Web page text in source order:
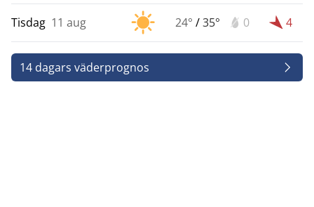
Tisdag 11 aug 24° /35° 0 4
14 dagars väderprognos